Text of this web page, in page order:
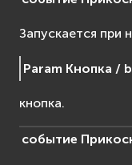
Запускается при
Param Кнопка /
кнопка.
событие